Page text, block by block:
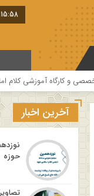
کلام امامیه باحضور
آخرین اخبار
حوزه